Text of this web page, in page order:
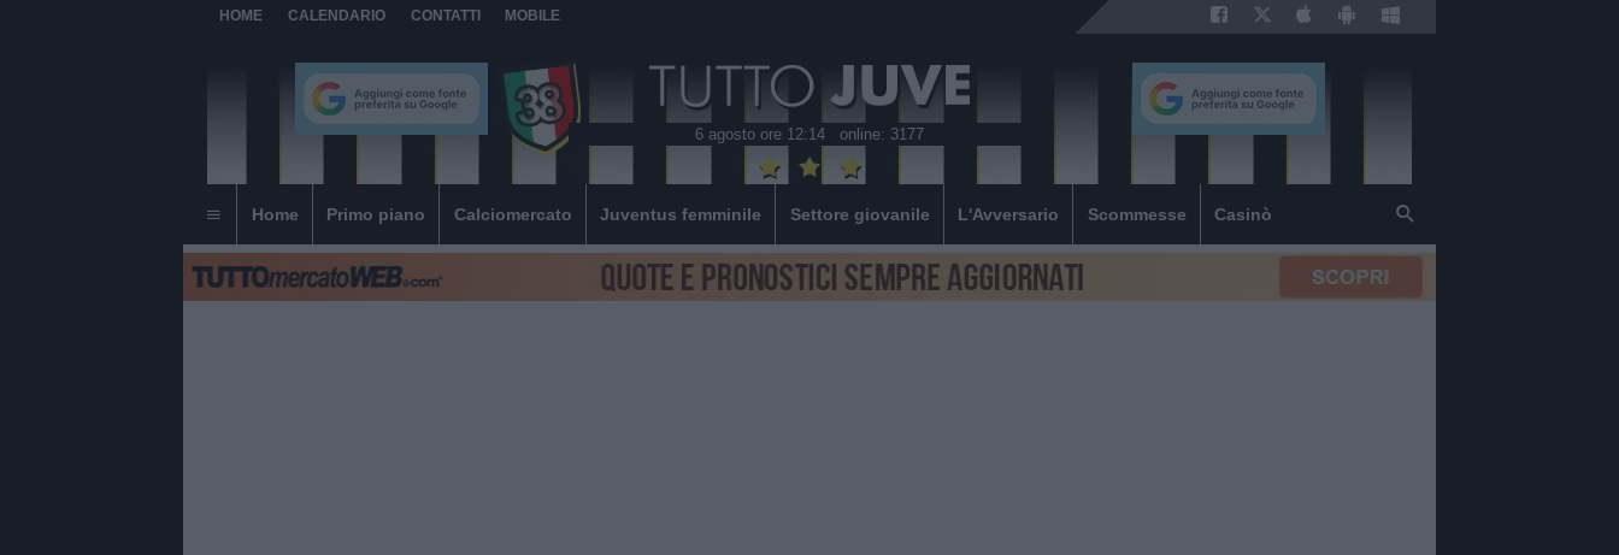
HOME CALENDARIO CONTATTI MOBILE
6 agosto ore 12:14 online: 3177
Home Primo piano Calciomercato Juventus femminile Settore giovanile L'Avversario Scommesse Casinò